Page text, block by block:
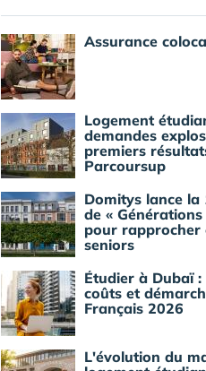
Assurance
Logement
demandes
premiers
Parcoursup
Domitys lance la
de «
pour rapprocher
seniors
Étudier à Dubaï
coûts et
Français 2026
L'évolution du